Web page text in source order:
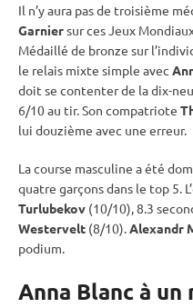
Il n’y aura pas de troisième
Garniersur ces Jeux
Médaillé de bronze sur l’
le relais mixte simple avec
doit se contenter de la dix-
6/10 au tir. Son compatriote
lui douzième avec une erreur.
La course masculine a été
quatre garçons dans le top 5.
Turlubekov (10/10), 8.3
Westervelt (8/10).Alexandr
podium.
Anna Blanc à